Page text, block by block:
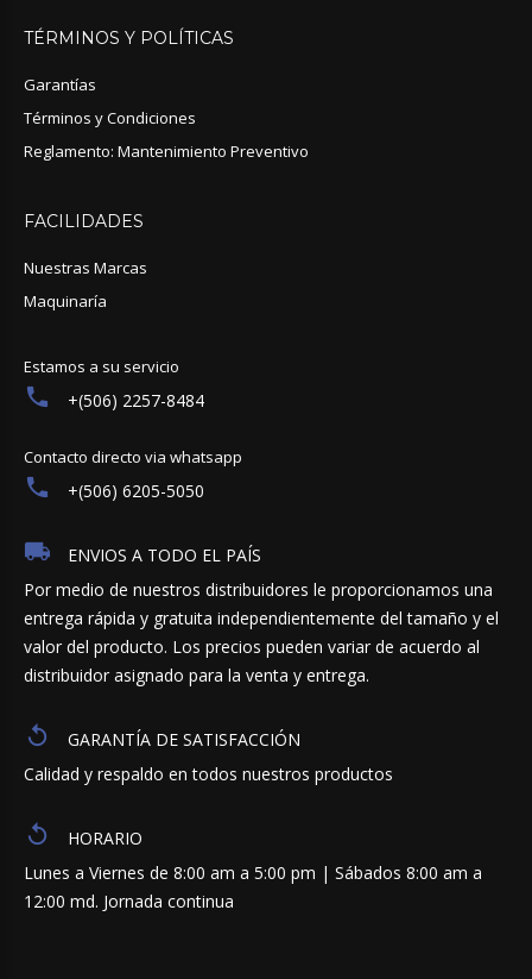
TÉRMINOS Y POLÍTICAS
Garantías
Términos y Condiciones
Reglamento: Mantenimiento Preventivo
FACILIDADES
Nuestras Marcas
Maquinaría
Estamos a su servicio
+(506) 2257-8484
Contacto directo via whatsapp
+(506) 6205-5050
ENVIOS A TODO EL PAÍS
Por medio de nuestros distribuidores le proporcionamos una
entrega rápida y gratuita independientemente del tamaño y el
valor del producto. Los precios pueden variar de acuerdo al
distribuidor asignado para la venta y entrega.
GARANTÍA DE SATISFACCIÓN
Calidad y respaldo en todos nuestros productos
HORARIO
Lunes a Viernes de 8:00 am a 5:00 pm | Sábados 8:00 am a
12:00 md. Jornada continua